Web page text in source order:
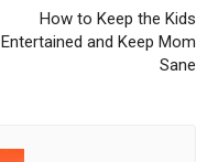
How to Keep the Kids
Entertained and Keep Mom
Sane